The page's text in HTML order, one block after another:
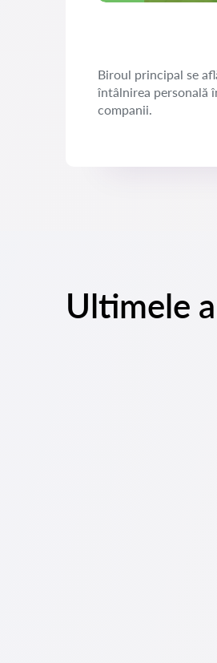
Biroul principal se
întâlnirea personală
companii.
Ultimele